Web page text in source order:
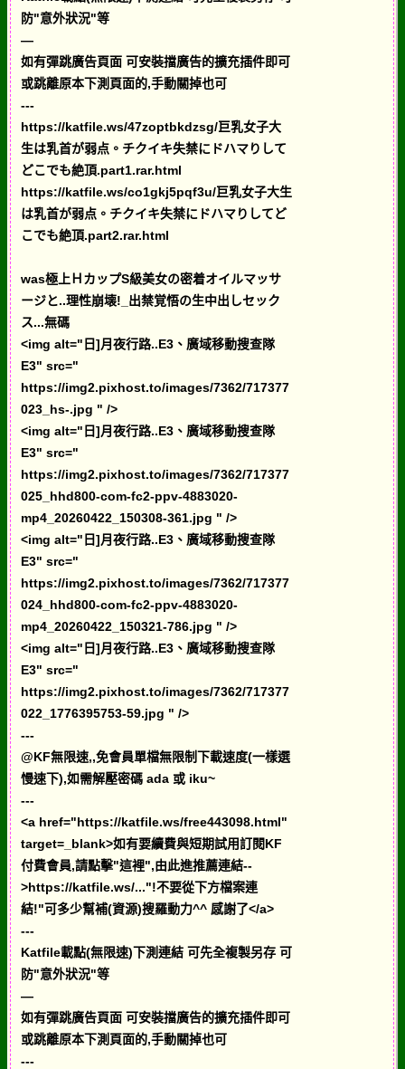
防"意外狀況"等
—
如有彈跳廣告頁面 可安裝擋廣告的擴充插件即可
或跳離原本下測頁面的,手動關掉也可
---
https://katfile.ws/47zoptbkdzsg/巨乳女子大
生は乳首が弱点。チクイキ失禁にドハマりして
どこでも絶頂.part1.rar.html
https://katfile.ws/co1gkj5pqf3u/巨乳女子大生
は乳首が弱点。チクイキ失禁にドハマりしてど
こでも絶頂.part2.rar.html
was極上ＨカップS級美女の密着オイルマッサ
ージと..理性崩壊!_出禁覚悟の生中出しセック
ス...無碼
<img alt="日]月夜行路..E3、廣域移動搜查隊
E3" src="
https://img2.pixhost.to/images/7362/717377
023_hs-.jpg " />
<img alt="日]月夜行路..E3、廣域移動搜查隊
E3" src="
https://img2.pixhost.to/images/7362/717377
025_hhd800-com-fc2-ppv-4883020-
mp4_20260422_150308-361.jpg " />
<img alt="日]月夜行路..E3、廣域移動搜查隊
E3" src="
https://img2.pixhost.to/images/7362/717377
024_hhd800-com-fc2-ppv-4883020-
mp4_20260422_150321-786.jpg " />
<img alt="日]月夜行路..E3、廣域移動搜查隊
E3" src="
https://img2.pixhost.to/images/7362/717377
022_1776395753-59.jpg " />
---
@KF無限速,,免會員單檔無限制下載速度(一樣選
慢速下),如需解壓密碼 ada 或 iku~
---
<a href="https://katfile.ws/free443098.html"
target=_blank>如有要續費與短期試用訂閱KF
付費會員,請點擊"這裡",由此進推薦連結--
>https://katfile.ws/..."!不要從下方檔案連
結!"可多少幫補(資源)搜羅動力^^ 感謝了</a>
---
Katfile載點(無限速)下測連結 可先全複製另存 可
防"意外狀況"等
—
如有彈跳廣告頁面 可安裝擋廣告的擴充插件即可
或跳離原本下測頁面的,手動關掉也可
---